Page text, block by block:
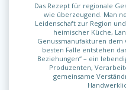
Das Rezept für regionale
wie überzeugend. Man
Leidenschaft zur Region
heimischer Küche,
Genussmanufakturen dem
besten Falle entstehen
Beziehungen“ – ein
Produzenten,
gemeinsame